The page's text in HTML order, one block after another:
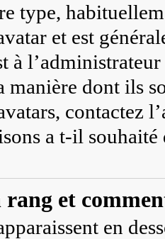
type,
et est
à
manière dont ils
contactez
a t-il
rang et
en